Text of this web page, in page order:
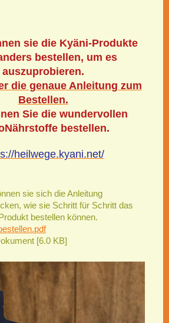
sie die Kyäni-Produkte
bestellen, um es
auszuprobieren.
die genaue Anleitung zum
Bestellen.
Sie die wundervollen
bestellen.
heilwege.kyani.net/
sie sich die Anleitung
wie sie Schritt für Schritt das
bestellen können.
[6.0 KB]